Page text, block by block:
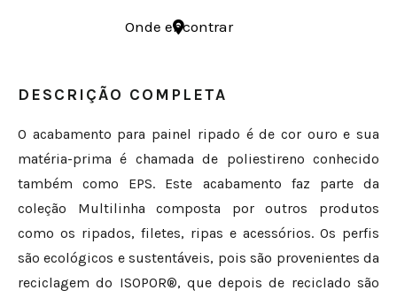
Onde encontrar
DESCRIÇÃO COMPLETA
O acabamento para painel ripado é de cor ouro e sua
matéria-prima é chamada de poliestireno conhecido
também como EPS. Este acabamento faz parte da
coleção Multilinha composta por outros produtos
como os ripados, filetes, ripas e acessórios. Os perfis
são ecológicos e sustentáveis, pois são provenientes da
reciclagem do ISOPOR®, que depois de reciclado são